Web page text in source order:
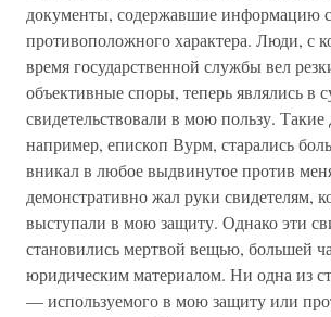
документы, содержавшие информацию
противоположного характера. Люди, с
время государственной службы вел
объективные споры, теперь являлись в
свидетельствовали в мою пользу. Такие
например, епископ Вурм, старались
вникал в любое выдвинутое против
демонстративно жал руки свидетелям,
выступали в мою защиту. Однако эти
становились мертвой вещью, большей
юридическим материалом. Ни одна из
— используемого в мою защиту или